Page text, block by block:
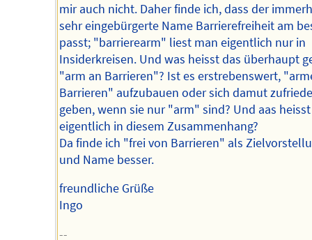
mir auch nicht. Daher finde ich, dass der
sehr eingebürgerte Name Barrierefreiheit am
passt; "barrierearm" liest man eigentlich nur in
Insiderkreisen. Und was heisst das überhaupt
"arm an Barrieren"? Ist es erstrebenswert,
Barrieren" aufzubauen oder sich damut
geben, wenn sie nur "arm" sind? Und aas
eigentlich in diesem Zusammenhang?
Da finde ich "frei von Barrieren" als
und Name besser.
freundliche Grüße
Ingo
--